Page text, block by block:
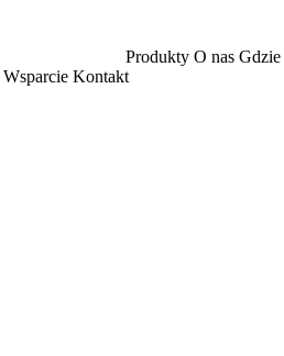
Produkty O nas Gdzie
Wsparcie Kontakt